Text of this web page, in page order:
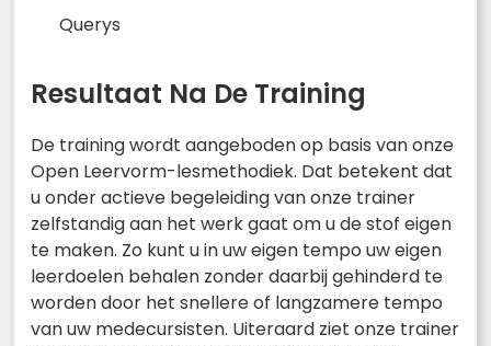
Querys
Resultaat Na De Training
De training wordt aangeboden op basis van onze
Open Leervorm-lesmethodiek. Dat betekent dat
u onder actieve begeleiding van onze trainer
zelfstandig aan het werk gaat om u de stof eigen
te maken. Zo kunt u in uw eigen tempo uw eigen
leerdoelen behalen zonder daarbij gehinderd te
worden door het snellere of langzamere tempo
van uw medecursisten. Uiteraard ziet onze trainer